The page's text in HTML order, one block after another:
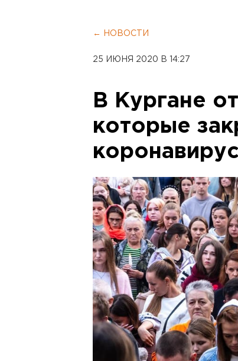
← НОВОСТИ
25 ИЮНЯ 2020 В 14:27
В Кургане
которые